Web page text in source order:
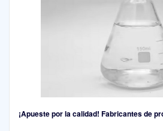
¡Apueste por la calidad! Fabricantes de